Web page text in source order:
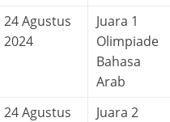
24 Agustus
2024
Juara 1
Olimpiade
Bahasa
Arab
24 Agustus
Juara 2